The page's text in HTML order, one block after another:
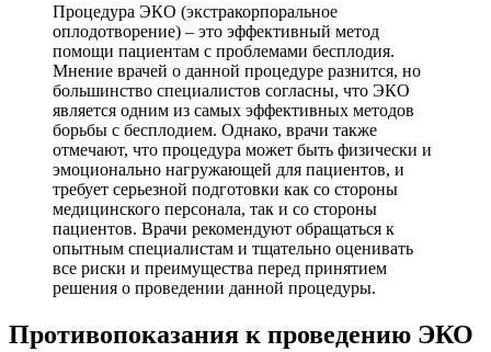
Процедура ЭКО (экстракорпоральное
оплодотворение) – это эффективный метод
помощи пациентам с проблемами бесплодия.
Мнение врачей о данной процедуре разнится, но
большинство специалистов согласны, что ЭКО
является одним из самых эффективных методов
борьбы с бесплодием. Однако, врачи также
отмечают, что процедура может быть физически и
эмоционально нагружающей для пациентов, и
требует серьезной подготовки как со стороны
медицинского персонала, так и со стороны
пациентов. Врачи рекомендуют обращаться к
опытным специалистам и тщательно оценивать
все риски и преимущества перед принятием
решения о проведении данной процедуры.
Противопоказания к проведению ЭКО